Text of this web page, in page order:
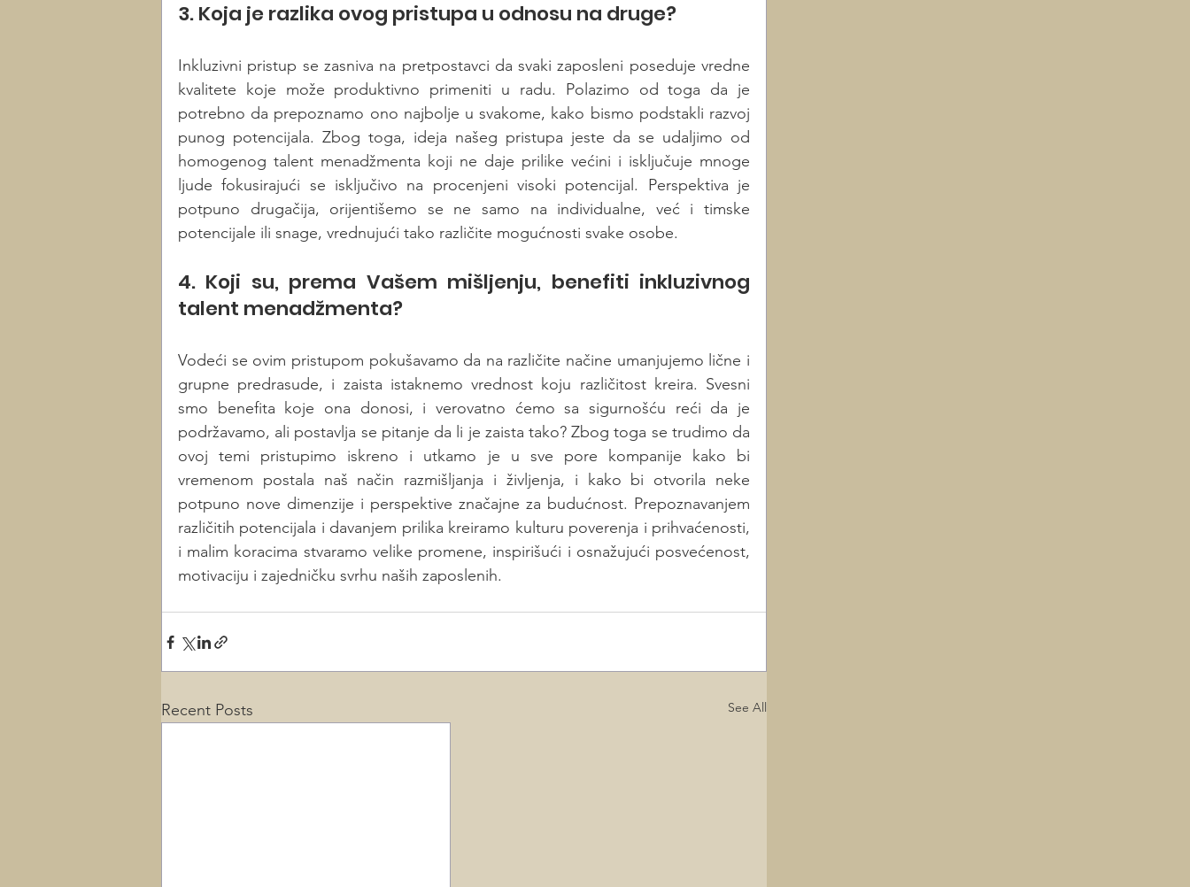
3. Koja je razlika ovog pristupa u odnosu na druge?
Inkluzivni pristup se zasniva na pretpostavci da svaki zaposleni poseduje vredne
kvalitete koje može produktivno primeniti u radu. Polazimo od toga da je
potrebno da prepoznamo ono najbolje u svakome, kako bismo podstakli razvoj
punog potencijala. Zbog toga, ideja našeg pristupa jeste da se udaljimo od
homogenog talent menadžmenta koji ne daje prilike većini i isključuje mnoge
ljude fokusirajući se isključivo na procenjeni visoki potencijal. Perspektiva je
potpuno drugačija, orijentišemo se ne samo na individualne, već i timske
potencijale ili snage, vrednujući tako različite mogućnosti svake osobe.
4. Koji su, prema Vašem mišljenju, benefiti inkluzivnog
talent menadžmenta?
Vodeći se ovim pristupom pokušavamo da na različite načine umanjujemo lične i
grupne predrasude, i zaista istaknemo vrednost koju različitost kreira. Svesni
smo benefita koje ona donosi, i verovatno ćemo sa sigurnošću reći da je
podržavamo, ali postavlja se pitanje da li je zaista tako? Zbog toga se trudimo da
ovoj temi pristupimo iskreno i utkamo je u sve pore kompanije kako bi
vremenom postala naš način razmišljanja i življenja, i kako bi otvorila neke
potpuno nove dimenzije i perspektive značajne za budućnost. Prepoznavanjem
različitih potencijala i davanjem prilika kreiramo kulturu poverenja i prihvaćenosti,
i malim koracima stvaramo velike promene, inspirišući i osnažujući posvećenost,
motivaciju i zajedničku svrhu naših zaposlenih.
Recent Posts See All